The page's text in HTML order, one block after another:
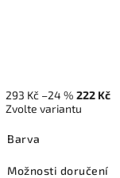
293 Kč –24 % 222 Kč
Zvolte variantu
Barva
Možnosti doručení